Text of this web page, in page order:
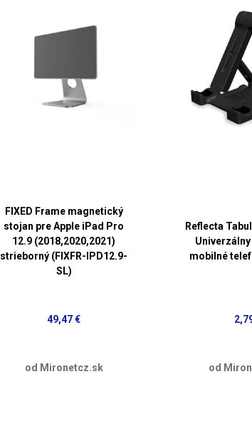
FIXED Frame magnetický
stojan pre Apple iPad Pro
12.9 (2018,2020,2021)
strieborný (FIXFR-IPD12.9-
SL)
49,47 €
od Mironetcz.sk
Reflecta
mobilné
od